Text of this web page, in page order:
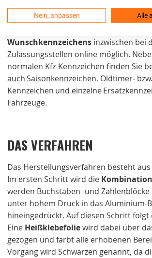
es umso wichtiger, dass Sie vorherIhre
Kennzeichenkombination reservieren
Wunschkennzeichens inzwischen bei
Zulassungsstellen online möglich.
normalen Kfz-Kennzeichen finden Sie
auch Saisonkennzeichen, Oldtimer-
Kennzeichen und einzelne
Fahrzeuge.
DAS VERFAHREN
Das Herstellungsverfahren besteht
Im ersten Schritt wird die Kombination
werden Buchstaben- und
unter hohem Druck in das Aluminium-
hineingedrückt. Auf diesen Schritt folgt
Eine Heißklebefoliewird dabei über
gezogen und färbt alle erhobenen
Vorgang wird Schwärzen genannt, da
Nein, anpassen Alle